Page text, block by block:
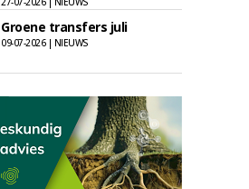
Groene transfers juli
09-07-2026 | NIEUWS